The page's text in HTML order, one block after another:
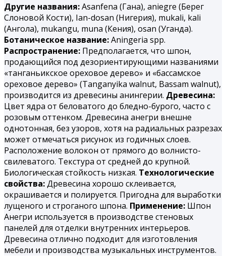
Другие названия:Asanfena (Гана), aniegre (Берег
Слоновой Кости), Ian-dosan (Нигерия), mukali, kali
(Ангола), mukangu, muna (Ке­ния), osan (Уганда).
Ботаническое название:Aningeria spp.
Распространение: Предполагается, что шпон,
продающийся под дезориентирующими названиями
«танганьикское ореховое дерево» и «бассамское
ореховое дерево» (Tanganyika walnut, Bassam walnut),
производится из древесины анингерии. Древесина:
Цвет ядра от беловатого до бледно-бурого, часто с
розовым оттенком. Древесина анегри внешне
однотонная, без узоров, хотя на радиальных разрезах
может отмечаться рисунок из годичных слоев.
Расположение волокон от прямого до волнисто-
свилеватого. Текстура от средней до крупной.
Биологическая стойкость низкая. Технологические
свойства:Древесина хорошо склеивается,
окрашивается и полируется. При­годна для выработки
лущеного и строганого шпона. Применение: Шпон
Анегри используется в производстве стеновых
панелей для отделки внутренних интерьеров.
Древесина отлично подходит для изготовления
мебели и производства музыкальных инструментов.